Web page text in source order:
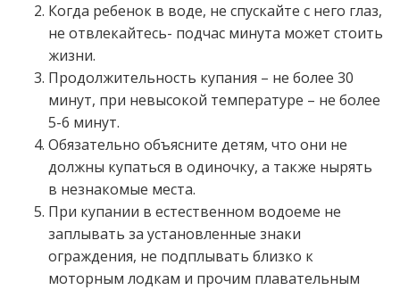
Когда ребенок в воде, не спускайте с него глаз,
не отвлекайтесь- подчас минута может стоить
жизни.
Продолжительность купания – не более 30
минут, при невысокой температуре – не более
5-6 минут.
Обязательно объясните детям, что они не
должны купаться в одиночку, а также нырять
в незнакомые места.
При купании в естественном водоеме не
заплывать за установленные знаки
ограждения, не подплывать близко к
моторным лодкам и прочим плавательным